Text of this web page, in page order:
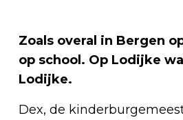
Zoals overal in Bergen
op school. Op Lodijke
Lodijke.
Dex, de